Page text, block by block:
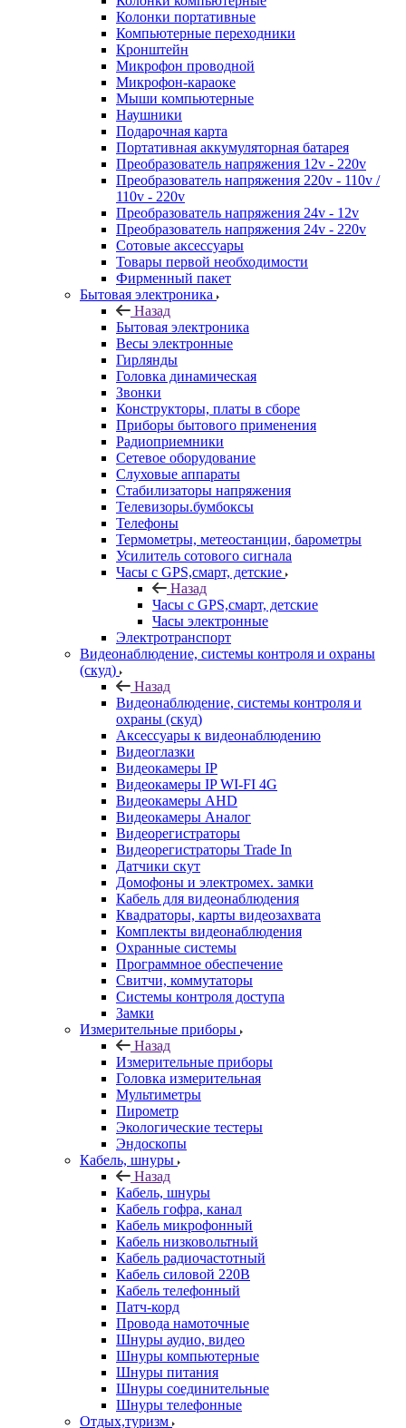
Колонки портативные
Компьютерные переходники
Кронштейн
Микрофон проводной
Микрофон-караоке
Мыши компьютерные
Наушники
Подарочная карта
Портативная аккумуляторная батарея
Преобразователь напряжения 12v - 220v
Преобразователь напряжения 220v - 110v /
110v - 220v
Преобразователь напряжения 24v - 12v
Преобразователь напряжения 24v - 220v
Сотовые аксессуары
Товары первой необходимости
Фирменный пакет
Бытовая электроника
Назад
Бытовая электроника
Весы электронные
Гирлянды
Головка динамическая
Звонки
Конструкторы, платы в сборе
Приборы бытового применения
Радиоприемники
Сетевое оборудование
Слуховые аппараты
Стабилизаторы напряжения
Телевизоры.бумбоксы
Телефоны
Термометры, метеостанции, барометры
Усилитель сотового сигнала
Часы с GPS,смарт, детские
Назад
Часы с GPS,смарт, детские
Часы электронные
Электротранспорт
Видеонаблюдение, системы контроля и охраны
(скуд)
Назад
Видеонаблюдение, системы контроля и
охраны (скуд)
Аксессуары к видеонаблюдению
Видеоглазки
Видеокамеры IP
Видеокамеры IP WI-FI 4G
Видеокамеры AHD
Видеокамеры Аналог
Видеорегистраторы
Видеорегистраторы Trade In
Датчики скут
Домофоны и электромех. замки
Кабель для видеонаблюдения
Квадраторы, карты видеозахвата
Комплекты видеонаблюдения
Охранные системы
Программное обеспечение
Свитчи, коммутаторы
Системы контроля доступа
Замки
Измерительные приборы
Назад
Измерительные приборы
Головка измерительная
Мультиметры
Пирометр
Экологические тестеры
Эндоскопы
Кабель, шнуры
Назад
Кабель, шнуры
Кабель гофра, канал
Кабель микрофонный
Кабель низковольтный
Кабель радиочастотный
Кабель силовой 220В
Кабель телефонный
Патч-корд
Провода намоточные
Шнуры аудио, видео
Шнуры компьютерные
Шнуры питания
Шнуры соединительные
Шнуры телефонные
Отдых,туризм